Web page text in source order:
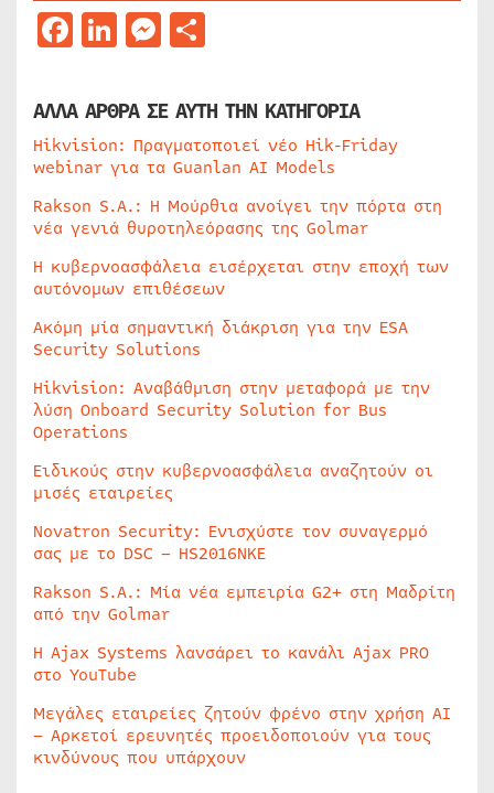
Facebook
LinkedIn
Messenger
ΑΛΛΑ ΑΡΘΡΑ ΣΕ ΑΥΤΗ ΤΗΝ ΚΑΤΗΓΟΡΙΑ
Hikvision: Πραγματοποιεί νέο Hik-Friday
webinar για τα Guanlan AI Models
Rakson S.A.: Η Μούρθια ανοίγει την πόρτα στη
νέα γενιά θυροτηλεόρασης της Golmar
Η κυβερνοασφάλεια εισέρχεται στην εποχή των
αυτόνομων επιθέσεων
Ακόμη μία σημαντική διάκριση για την ESA
Security Solutions
Hikvision: Αναβάθμιση στην μεταφορά με την
λύση Onboard Security Solution for Bus
Operations
Ειδικούς στην κυβερνοασφάλεια αναζητούν οι
μισές εταιρείες
Novatron Security: Ενισχύστε τον συναγερμό
σας με το DSC – HS2016NKE
Rakson S.A.: Μία νέα εμπειρία G2+ στη Μαδρίτη
από την Golmar
Η Ajax Systems λανσάρει το κανάλι Ajax PRO
στο YouTube
Μεγάλες εταιρείες ζητούν φρένο στην χρήση AI
– Αρκετοί ερευνητές προειδοποιούν για τους
κινδύνους που υπάρχουν